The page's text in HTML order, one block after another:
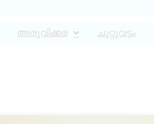
അരുവിക്കര ചുറ്റുവട്ടം